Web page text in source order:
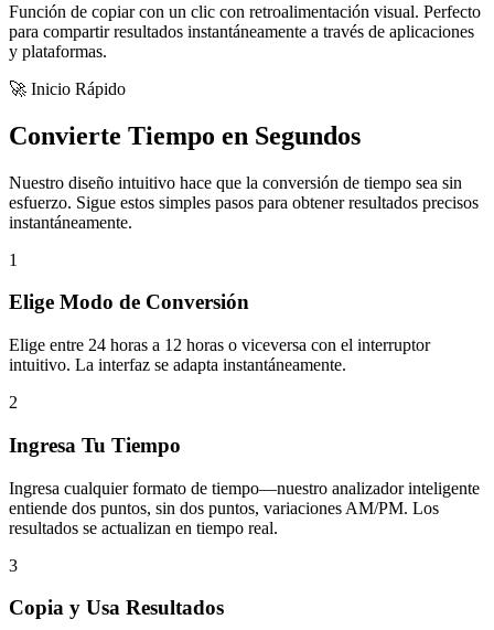
Función de copiar con un clic con retroalimentación visual. Perfecto
para compartir resultados instantáneamente a través de aplicaciones
y plataformas.
🚀 Inicio Rápido
Convierte Tiempo en Segundos
Nuestro diseño intuitivo hace que la conversión de tiempo sea sin
esfuerzo. Sigue estos simples pasos para obtener resultados precisos
instantáneamente.
1
Elige Modo de Conversión
Elige entre 24 horas a 12 horas o viceversa con el interruptor
intuitivo. La interfaz se adapta instantáneamente.
2
Ingresa Tu Tiempo
Ingresa cualquier formato de tiempo—nuestro analizador inteligente
entiende dos puntos, sin dos puntos, variaciones AM/PM. Los
resultados se actualizan en tiempo real.
3
Copia y Usa Resultados